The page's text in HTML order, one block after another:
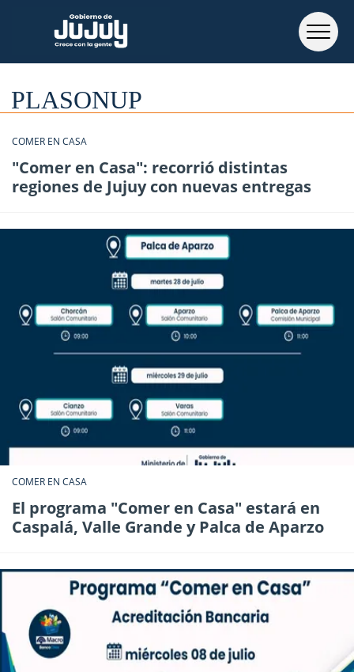
PLASONUP
COMER EN CASA
"Comer en Casa": recorrió distintas
regiones de Jujuy con nuevas entregas
COMER EN CASA
El programa "Comer en Casa" estará en
Caspalá, Valle Grande y Palca de Aparzo